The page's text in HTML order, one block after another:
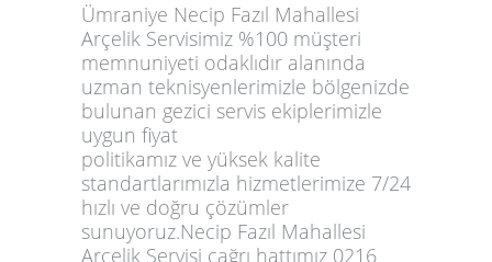
Ümraniye Necip Fazıl Mahallesi
Arçelik Servisimiz %100 müşteri
memnuniyeti odaklıdır alanında
uzman teknisyenlerimizle bölgenizde
bulunan gezici servis ekiplerimizle
uygun fiyat
politikamız ve yüksek kalite
standartlarımızla hizmetlerimize 7/24
hızlı ve doğru çözümler
sunuyoruz.Necip Fazıl Mahallesi
Arçelik Servisi çağrı hattımız 0216